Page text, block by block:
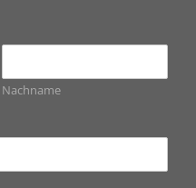
Nachname